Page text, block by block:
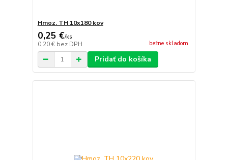
Hmoz. TH 10x180 kov
0,25 €/ks
0,20 € bez DPH bežne skladom
Pridať do košíka